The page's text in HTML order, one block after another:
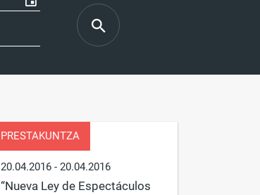
PRESTAKUNTZA
20.04.2016- 20.04.2016
“Nueva Ley de Espectáculos